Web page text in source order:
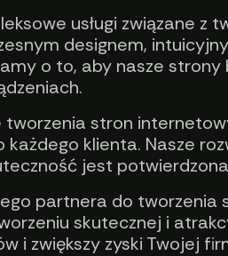
usługi związane z
designem,
o to, aby nasze strony
tworzenia stron
klienta. Nasze
jest
partnera do tworzenia
skutecznej i
i zwiększy zyski Twojej